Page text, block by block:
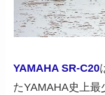
YAMAHA SR-C20
たYAMAHA史上